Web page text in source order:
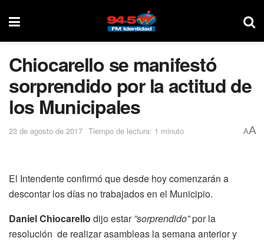
Chiocarello se manifestó
sorprendido por la actitud de
los Municipales
23 de agosto de 2017 Tiempo de lectura: 1 minuto AA
El Intendente confirmó que desde hoy comenzarán a
descontar los días no trabajados en el Municipio.
Daniel Chiocarello dijo estar”sorprendido”por la
resolución de realizar asambleas la semana anterior y